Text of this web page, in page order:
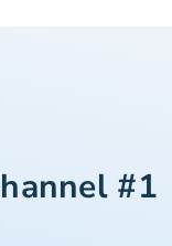
#1